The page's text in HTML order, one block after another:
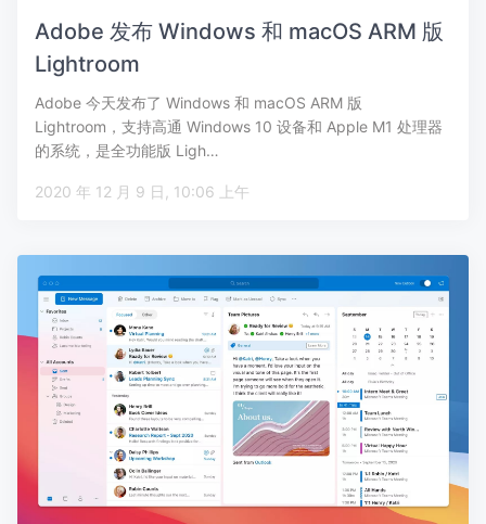
Adobe 发布 Windows 和 macOS ARM 版
Lightroom
Adobe 今天发布了 Windows 和 macOS ARM 版
Lightroom，支持高通 Windows 10 设备和 Apple M1 处理器
的系统，是全功能版 Ligh…
2020 年 12 月 9 日, 10:06 上午